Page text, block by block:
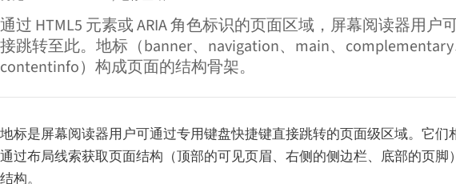
通过 HTML5 元素或 ARIA 角色标识的页面区域，屏幕阅读器用户
接跳转至此。地标（banner、navigation、main、complementary
contentinfo）构成页面的结构骨架。
地标是屏幕阅读器用户可通过专用键盘快捷键直接跳转的页面级区域。它
通过布局线索获取页面结构（顶部的可见页眉、右侧的侧边栏、底部的页
结构。